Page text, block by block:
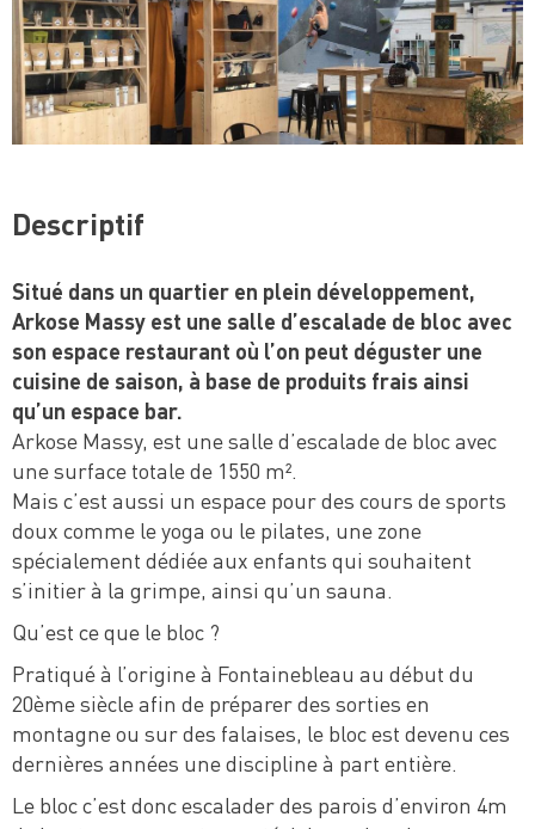
Descriptif
Situé dans un quartier en plein développement,
Arkose Massy est une salle d’escalade de bloc avec
son espace restaurant où l’on peut déguster une
cuisine de saison, à base de produits frais ainsi
qu’un espace bar.
Arkose Massy, est une salle d’escalade de bloc avec
une surface totale de 1550 m².
Mais c’est aussi un espace pour des cours de sports
doux comme le yoga ou le pilates, une zone
spécialement dédiée aux enfants qui souhaitent
s’initier à la grimpe, ainsi qu’un sauna.
Qu’est ce que le bloc ?
Pratiqué à l’origine à Fontainebleau au début du
20ème siècle afin de préparer des sorties en
montagne ou sur des falaises, le bloc est devenu ces
dernières années une discipline à part entière.
Le bloc c’est donc escalader des parois d’environ 4m